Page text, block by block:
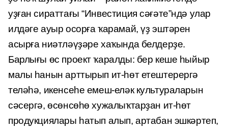
уҙған сираттағы “Инвестиция сәғәте”ндә улар
илдәге ауыр осорға ҡарамай, үҙ эштәрен
асырға ниәтләүҙәре хаҡында белдерҙе.
Барлығы өс проект ҡаралды: бер кеше һыйыр
малы һанын арттырып ит-һөт етештерергә
теләһә, икенсеһе емеш-еләк культураларын
сәсергә, өсөнсөһө хужалыҡтарҙан ит-һөт
продукциялары һатып алып, артабан эшкәртеп,